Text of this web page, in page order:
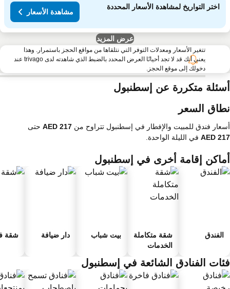
اختر التواريخ لمشاهدة الأسعار المحددة
مشاهدة الأسعار
عرض المزيد
تتغير الأسعار ومعدلات التوفر التي نتلقاها من مواقع الحجز باستمرار. وهذا
يعني أنك قد لا تجد أحيانًا العرض المحدد بالضبط الذي شاهدته لدى trivago عند
دخولك إلى موقع الحجز.
متكررة عن إسطنبول
السعر
فندق للمبيت والإفطار في إسطنبول تتراوح من
حتى
في الليلة الواحدة.
إقامة أخرى في إسطنبول
الفندق
شقة متكاملة
الخدمات
بيت شباب دار ضيافة شقة
الفنادق الشائعة في إسطنبول